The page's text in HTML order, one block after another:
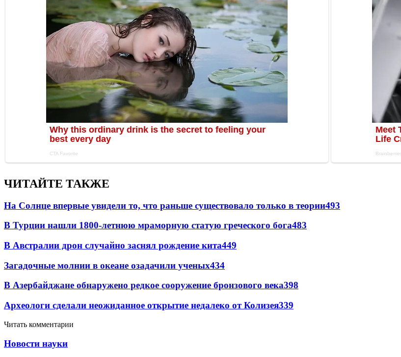
ЧИТАЙТЕ ТАКЖЕ
На Солнце впервые увидели то, что раньше существовало только в теории493
В Турции нашли 1800-летнюю мраморную статую греческого бога483
В Австралии дрон случайно заснял рождение кита449
Загадочные молнии в океане озадачили ученых434
В Азербайджане обнаружено редкое сооружение бронзового века398
Археологи сделали неожиданное открытие недалеко от Колизея339
Читать комментарии
Новости науки